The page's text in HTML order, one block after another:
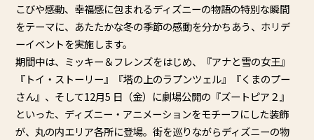
こびや感動、 幸福感に包まれるディズニーの物語の特別な瞬間
をテーマに、 あたたかな冬の季節の感動を分かちあう、 ホリデ
ーイベントを実施します。
期間中は、ミッキー＆フレンズをはじめ、『アナと雪の女王』
『トイ・ストーリー』『塔の上のラプンツェル』『くまのプー
さん』 、そして12月5 日（金）に劇場公開の『ズートピア２』
といった、ディズニー・ アニメーションをモチーフにした装飾
が、丸の内エリア各所に登場。街を巡りながらディズニーの物